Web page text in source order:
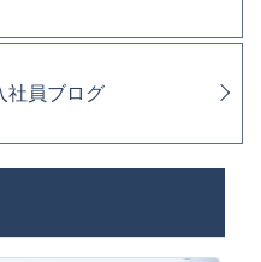
員ブログ